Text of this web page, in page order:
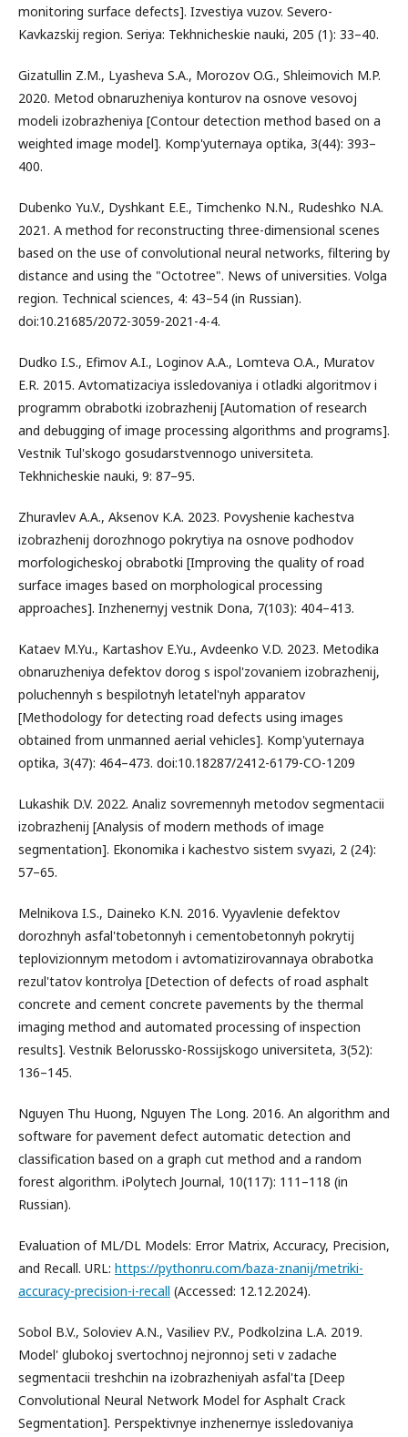
monitoring surface defects]. Izvestiya vuzov. Severo-
Kavkazskij region. Seriya: Tekhnicheskie nauki, 205 (1): 33–40.
Gizatullin Z.M., Lyasheva S.A., Morozov O.G., Shleimovich M.P.
2020. Metod obnaruzheniya konturov na osnove vesovoj
modeli izobrazheniya [Contour detection method based on a
weighted image model]. Komp'yuternaya optika, 3(44): 393–
400.
Dubenko Yu.V., Dyshkant E.E., Timchenko N.N., Rudeshko N.A.
2021. A method for reconstructing three-dimensional scenes
based on the use of convolutional neural networks, filtering by
distance and using the "Octotree". News of universities. Volga
region. Technical sciences, 4: 43–54 (in Russian).
doi:10.21685/2072-3059-2021-4-4.
Dudko I.S., Efimov A.I., Loginov A.A., Lomteva O.A., Muratov
E.R. 2015. Avtomatizaciya issledovaniya i otladki algoritmov i
programm obrabotki izobrazhenij [Automation of research
and debugging of image processing algorithms and programs].
Vestnik Tul'skogo gosudarstvennogo universiteta.
Tekhnicheskie nauki, 9: 87–95.
Zhuravlev A.A., Aksenov K.A. 2023. Povyshenie kachestva
izobrazhenij dorozhnogo pokrytiya na osnove podhodov
morfologicheskoj obrabotki [Improving the quality of road
surface images based on morphological processing
approaches]. Inzhenernyj vestnik Dona, 7(103): 404–413.
Kataev M.Yu., Kartashov E.Yu., Avdeenko V.D. 2023. Metodika
obnaruzheniya defektov dorog s ispol'zovaniem izobrazhenij,
poluchennyh s bespilotnyh letatel'nyh apparatov
[Methodology for detecting road defects using images
obtained from unmanned aerial vehicles]. Komp'yuternaya
optika, 3(47): 464–473. doi:10.18287/2412-6179-CO-1209
Lukashik D.V. 2022. Analiz sovremennyh metodov segmentacii
izobrazhenij [Analysis of modern methods of image
segmentation]. Ekonomika i kachestvo sistem svyazi, 2 (24):
57–65.
Melnikova I.S., Daineko K.N. 2016. Vyyavlenie defektov
dorozhnyh asfal'tobetonnyh i cementobetonnyh pokrytij
teplovizionnym metodom i avtomatizirovannaya obrabotka
rezul'tatov kontrolya [Detection of defects of road asphalt
concrete and cement concrete pavements by the thermal
imaging method and automated processing of inspection
results]. Vestnik Belorussko-Rossijskogo universiteta, 3(52):
136–145.
Nguyen Thu Huong, Nguyen The Long. 2016. An algorithm and
software for pavement defect automatic detection and
classification based on a graph cut method and a random
forest algorithm. iPolytech Journal, 10(117): 111–118 (in
Russian).
Evaluation of ML/DL Models: Error Matrix, Accuracy, Precision,
and Recall. URL: https://pythonru.com/baza-znanij/metriki-
accuracy-precision-i-recall (Accessed: 12.12.2024).
Sobol B.V., Soloviev A.N., Vasiliev P.V., Podkolzina L.A. 2019.
Model' glubokoj svertochnoj nejronnoj seti v zadache
segmentacii treshchin na izobrazheniyah asfal'ta [Deep
Convolutional Neural Network Model for Asphalt Crack
Segmentation]. Perspektivnye inzhenernye issledovaniya